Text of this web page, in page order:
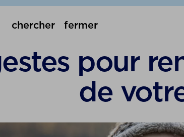
chercher fermer
pour
de